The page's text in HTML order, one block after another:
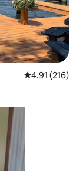
Calificación
4.91 (216)